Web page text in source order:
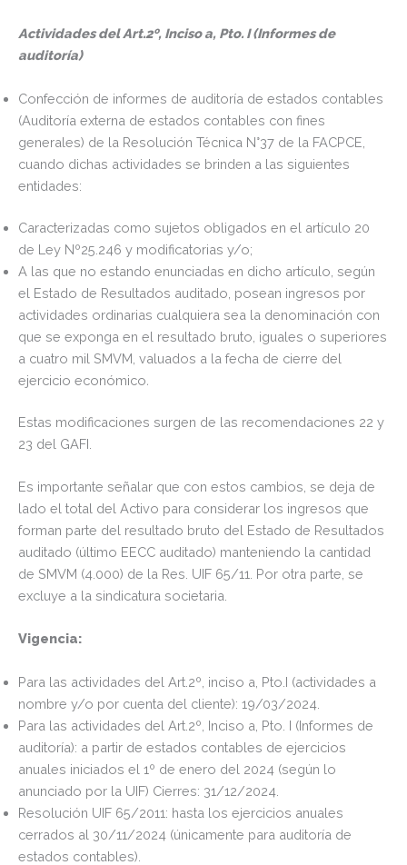
Actividades del Art.2º, Inciso a, Pto. I (Informes de
auditoría)
Confección de informes de auditoría de estados contables
(Auditoría externa de estados contables con fines
generales) de la Resolución Técnica N°37 de la FACPCE,
cuando dichas actividades se brinden a las siguientes
entidades:
Caracterizadas como sujetos obligados en el artículo 20
de Ley Nº25.246 y modificatorias y/o;
A las que no estando enunciadas en dicho artículo, según
el Estado de Resultados auditado, posean ingresos por
actividades ordinarias cualquiera sea la denominación con
que se exponga en el resultado bruto, iguales o superiores
a cuatro mil SMVM, valuados a la fecha de cierre del
ejercicio económico.
Estas modificaciones surgen de las recomendaciones 22 y
23 del GAFI.
Es importante señalar que con estos cambios, se deja de
lado el total del Activo para considerar los ingresos que
forman parte del resultado bruto del Estado de Resultados
auditado (último EECC auditado) manteniendo la cantidad
de SMVM (4.000) de la Res. UIF 65/11. Por otra parte, se
excluye a la sindicatura societaria.
Vigencia:
Para las actividades del Art.2º, inciso a, Pto.I (actividades a
nombre y/o por cuenta del cliente): 19/03/2024.
Para las actividades del Art.2º, Inciso a, Pto. I (Informes de
auditoría): a partir de estados contables de ejercicios
anuales iniciados el 1º de enero del 2024 (según lo
anunciado por la UIF) Cierres: 31/12/2024.
Resolución UIF 65/2011: hasta los ejercicios anuales
cerrados al 30/11/2024 (únicamente para auditoría de
estados contables).